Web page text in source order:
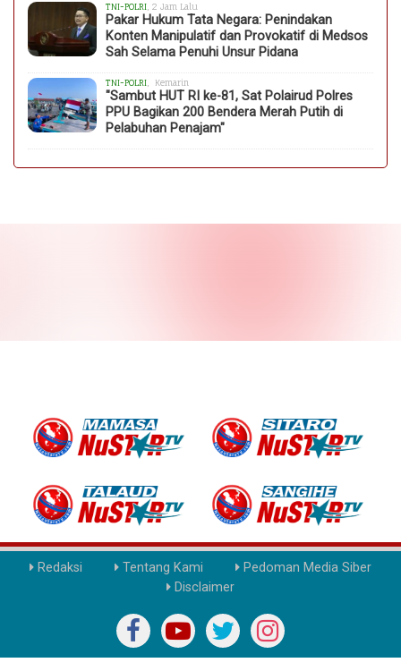
TNI-POLRI , 2 Jam Lalu
Pakar Hukum Tata Negara: Penindakan
Konten Manipulatif dan Provokatif di Medsos
Sah Selama Penuhi Unsur Pidana
TNI-POLRI , Kemarin
"Sambut HUT RI ke-81, Sat Polairud Polres
PPU Bagikan 200 Bendera Merah Putih di
Pelabuhan Penajam"
Redaksi Tentang Kami
Pedoman Media Siber
Disclaimer